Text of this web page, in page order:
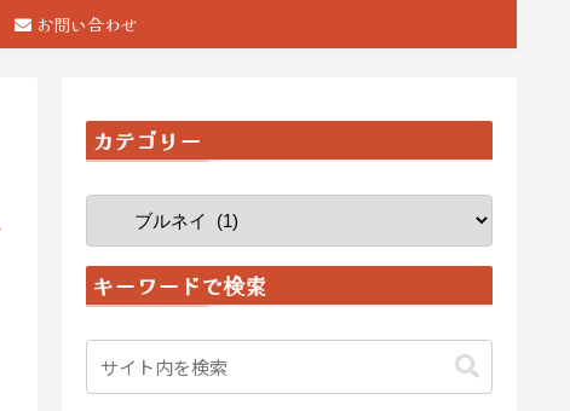
お問い合わせ
カテゴリー
キーワードで検索